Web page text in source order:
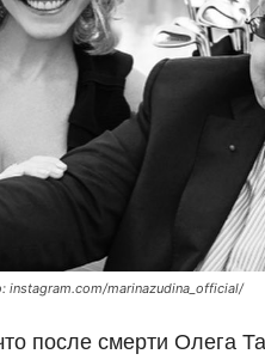
instagram.com/marinazudina_official/
после смерти Олега